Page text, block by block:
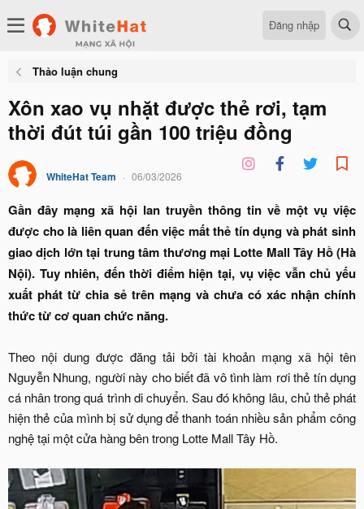
Đăng nhập
Thảo luận chung
Xôn xao vụ nhặt được thẻ rơi, tạm
thời đút túi gần 100 triệu đồng
WhiteHat Team 06/03/2026
Gần đây mạng xã hội lan truyền thông tin về một vụ việc
được cho là liên quan đến việc mất thẻ tín dụng và phát sinh
giao dịch lớn tại trung tâm thương mại Lotte Mall Tây Hồ (Hà
Nội). Tuy nhiên, đến thời điểm hiện tại, vụ việc vẫn chủ yếu
xuất phát từ chia sẻ trên mạng và chưa có xác nhận chính
thức từ cơ quan chức năng.
Theo nội dung được đăng tải bởi tài khoản mạng xã hội tên
Nguyễn Nhung, người này cho biết đã vô tình làm rơi thẻ tín dụng
cá nhân trong quá trình di chuyển. Sau đó không lâu, chủ thẻ phát
hiện thẻ của mình bị sử dụng để thanh toán nhiều sản phẩm công
nghệ tại một cửa hàng bên trong Lotte Mall Tây Hồ.